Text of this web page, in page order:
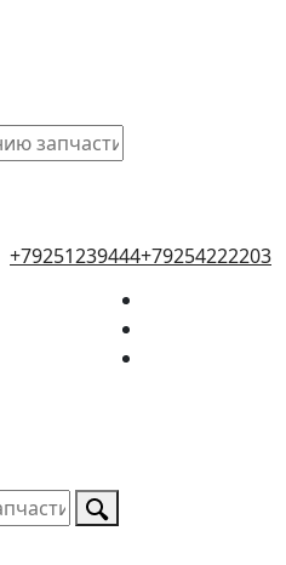
+79251239444+79254222203